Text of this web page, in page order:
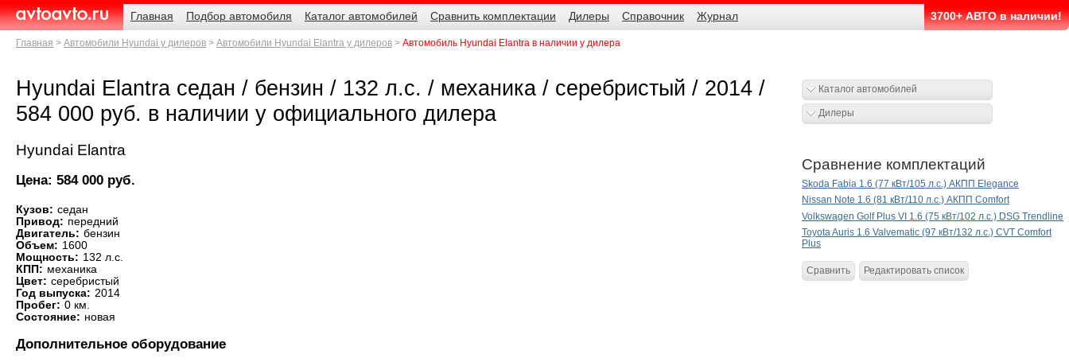
AvtoAvto.ru
Навигация
Главная
Подбор автомобиля Каталог автомобилей Сравнить комплектации Дилеры Справочник Журнал 3700+ АВТО в наличии!
Родительские
страницы
Главная Автомобили Hyundai у дилеров Автомобили Hyundai Elantra у дилеров Автомобиль Hyundai Elantra в наличии у дилера
Hyundai Elantra седан / бензин / 132 л.с. / механика / серебристый / 2014 /
584 000 руб. в наличии у официального дилера
Hyundai Elantra
Цена: 584 000 руб.
Кузов: седан
Привод: передний
Двигатель: бензин
Объем: 1600
Мощность: 132 л.с.
КПП: механика
Цвет: серебристый
Год выпуска: 2014
Пробег: 0 км.
Состояние: новая
Дополнительное оборудование
Каталог автомобилей
Дилеры
Сравнение комплектаций
Skoda Fabia 1.6 (77 кВт/105 л.с.) АКПП Elegance
Nissan Note 1.6 (81 кВт/110 л.с.) АКПП Comfort
Volkswagen Golf Plus VI 1.6 (75 кВт/102 л.с.) DSG Trendline
Toyota Auris 1.6 Valvematic (97 кВт/132 л.с.) CVT Comfort
Plus
Сравнить Редактировать список